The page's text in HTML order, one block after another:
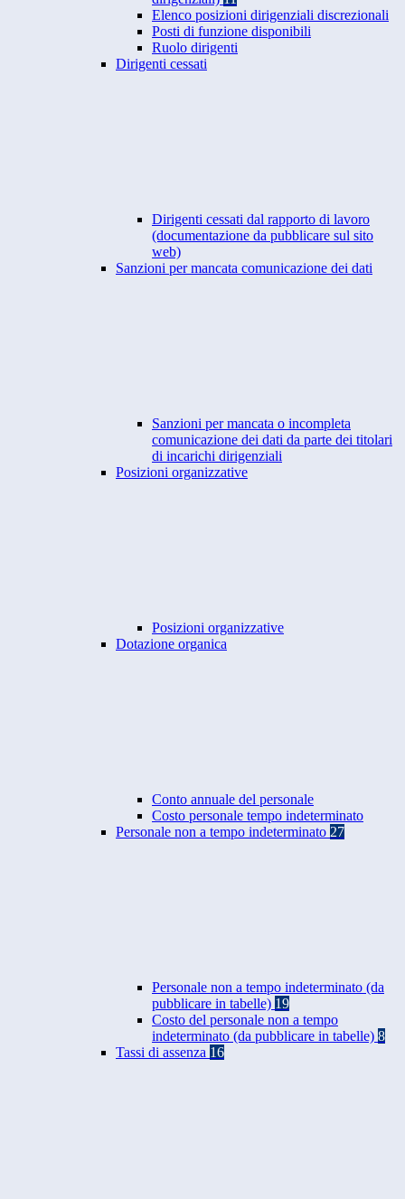
Elenco posizioni dirigenziali discrezionali
Posti di funzione disponibili
Ruolo dirigenti
Dirigenti cessati
Dirigenti cessati dal rapporto di lavoro
(documentazione da pubblicare sul sito
web)
Sanzioni per mancata comunicazione dei dati
Sanzioni per mancata o incompleta
comunicazione dei dati da parte dei titolari
di incarichi dirigenziali
Posizioni organizzative
Posizioni organizzative
Dotazione organica
Conto annuale del personale
Costo personale tempo indeterminato
Personale non a tempo indeterminato 27
Personale non a tempo indeterminato (da
pubblicare in tabelle) 19
Costo del personale non a tempo
indeterminato (da pubblicare in tabelle) 8
Tassi di assenza 16